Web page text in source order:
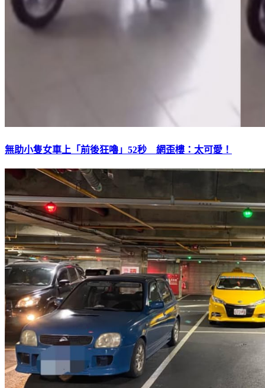
無助小隻女車上「前後狂嚕」52秒 網歪樓：太可愛！